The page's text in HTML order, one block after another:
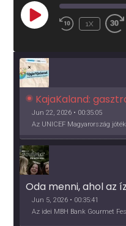
PLAY
EPISODE
1X
KajaKaland:
Jun 22, 2026 • 00:35:05
Oda menni, ahol az
Vidék, Gourmet
Jun 5, 2026 • 00:35:41